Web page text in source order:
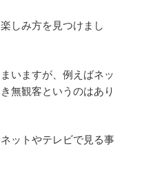
しみ方を見つけまし
いますが、例えばネッ
無観客というのはあり
ットやテレビで見る事